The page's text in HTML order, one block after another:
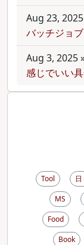
Aug 23, 2025
バッチジョ
Aug 3, 2025
感じでいい
Tool 日
MS
Food
Book